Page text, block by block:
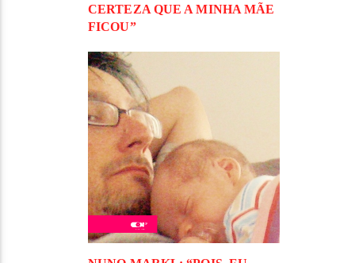
CERTEZA QUE A MINHA MÃE
FICOU”